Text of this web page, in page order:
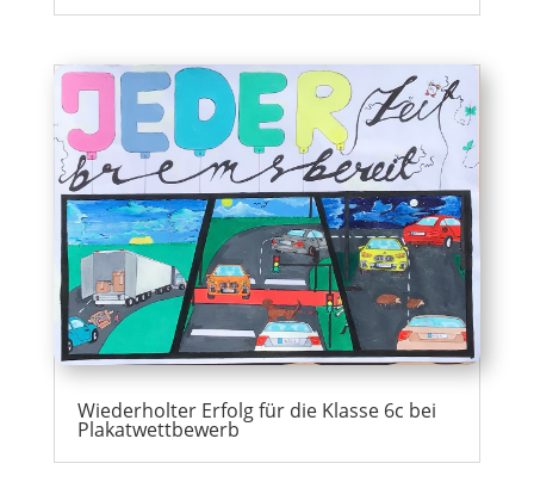
Wiederholter Erfolg für die Klasse 6c bei
Plakatwettbewerb